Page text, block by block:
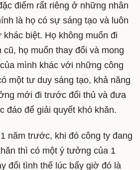
điểm rất riêng ở những nhân
là họ có sự sáng tạo và luôn
khác biệt. Họ không muốn đi
họ muốn thay đổi và mong
mình khác với những công
một tư duy sáng tạo, khả năng
mới đi trước đối thủ và đưa
đáo để giải quyết khó khăn.
năm trước, khi đó công ty đang
thì có một ý tưởng của 1
đổi tình thế lúc bấy giờ đó là